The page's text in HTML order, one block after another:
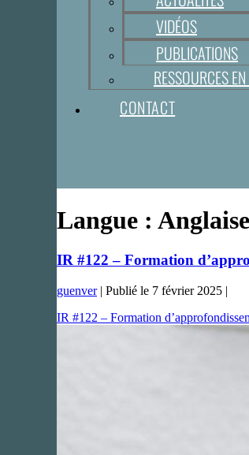
VIDÉOS
PUBLICATIONS
RESSOURCES
CONTACT
Langue : Anglaise
IR #122 – Formation
guenver| Publié le 7 février 2025 |
IR #122 – Formation